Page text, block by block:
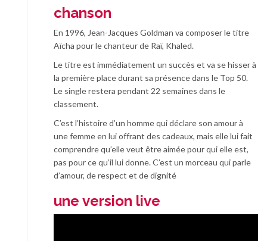
chanson
En 1996, Jean-Jacques Goldman va composer le titre
Aïcha pour le chanteur de Raï, Khaled.
Le titre est immédiatement un succès et va se hisser à
la première place durant sa présence dans le Top 50.
Le single restera pendant 22 semaines dans le
classement.
C’est l’histoire d’un homme qui déclare son amour à
une femme en lui offrant des cadeaux, mais elle lui fait
comprendre qu’elle veut être aimée pour qui elle est,
pas pour ce qu’il lui donne. C’est un morceau qui parle
d’amour, de respect et de dignité
une version live